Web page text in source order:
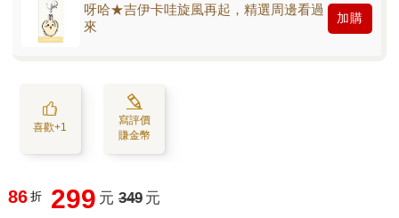
呀哈★吉伊卡哇旋風再起，精選周邊看過
來
加購
喜歡+1
寫評價
賺金幣
86 折 299 元 349 元